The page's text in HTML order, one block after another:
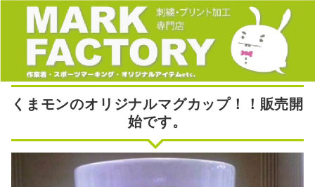
くまモンのオリジナルマグカップ！！販売開
始です。